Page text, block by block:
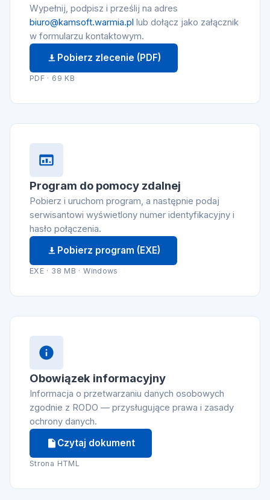
Wypełnij, podpisz i prześlij na adres
biuro@kamsoft.warmia.pl lub dołącz jako załącznik
w formularzu kontaktowym.
Pobierz zlecenie (PDF)
PDF · 69 KB
Program do pomocy zdalnej
Pobierz i uruchom program, a następnie podaj
serwisantowi wyświetlony numer identyfikacyjny i
hasło połączenia.
Pobierz program (EXE)
EXE · 38 MB · Windows
Obowiązek informacyjny
Informacja o przetwarzaniu danych osobowych
zgodnie z RODO — przysługujące prawa i zasady
ochrony danych.
Czytaj dokument
Strona HTML